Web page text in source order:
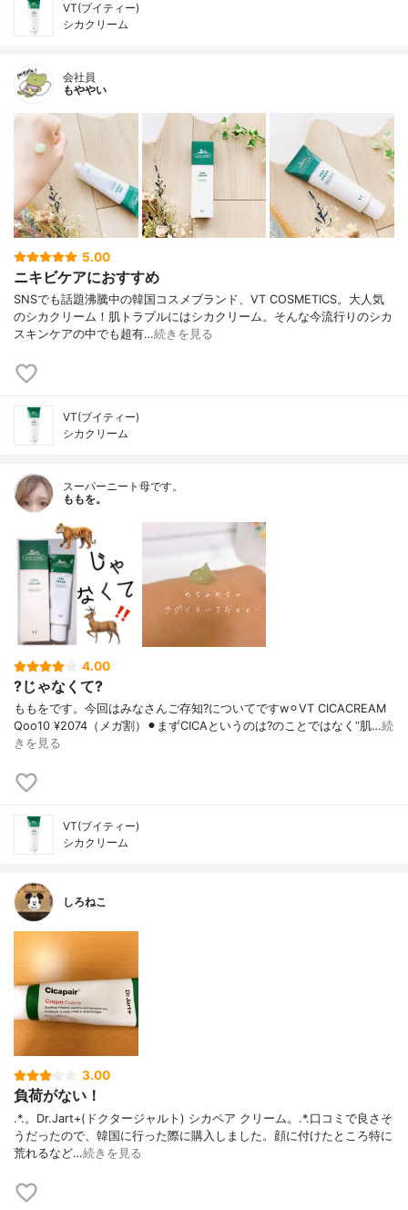
VT(ブイティー)
シカクリーム
会社員
もややい
5.00
ニキビケアにおすすめ
SNSでも話題沸騰中の韓国コスメブランド、VT COSMETICS。大人気
のシカクリーム！肌トラブルにはシカクリーム。そんな今流行りのシカ
スキンケアの中でも超有…続きを見る
VT(ブイティー)
シカクリーム
スーパーニート母です。
ももを。
4.00
?じゃなくて?
ももをです。今回はみなさんご存知?についてですw⚪︎VT CICACREAM
Qoo10 ¥2074（メガ割）⚫︎まずCICAというのは?のことではなく“肌…続
きを見る
VT(ブイティー)
シカクリーム
しろねこ
3.00
負荷がない！
.*.。Dr.Jart+(ドクタージャルト) シカペア クリーム。.*.口コミで良さそ
うだったので、韓国に行った際に購入しました。顔に付けたところ特に
荒れるなど…続きを見る